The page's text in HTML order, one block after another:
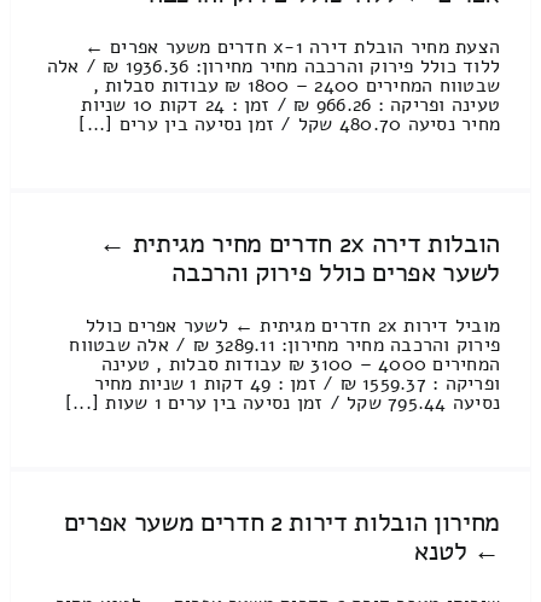
הצעת מחיר הובלת דירה 1-x חדרים משער אפרים ←
ללוד כולל פירוק והרכבה מחיר מחירון: 1936.36 ₪ / אלה
שבטווח המחירים 2400 – 1800 ₪ עבודות סבלות ,
טעינה ופריקה : 966.26 ₪ / זמן : 24 דקות 10 שניות
מחיר נסיעה 480.70 שקל / זמן נסיעה בין ערים [...]
הובלות דירה 2x חדרים מחיר מגיתית ←
לשער אפרים כולל פירוק והרכבה
מוביל דירות 2x חדרים מגיתית ← לשער אפרים כולל
פירוק והרכבה מחיר מחירון: 3289.11 ₪ / אלה שבטווח
המחירים 4000 – 3100 ₪ עבודות סבלות , טעינה
ופריקה : 1559.37 ₪ / זמן : 49 דקות 1 שניות מחיר
נסיעה 795.44 שקל / זמן נסיעה בין ערים 1 שעות [...]
מחירון הובלות דירות 2 חדרים משער אפרים
← לטנא